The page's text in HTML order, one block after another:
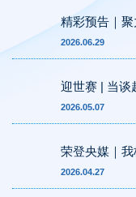
精彩预告｜聚力中国康湾
张汝山亮相青
2026.06.29
2026.05.07
荣登央媒｜
2026.04.27